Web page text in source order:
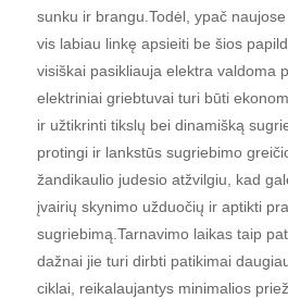
sunku ir brangu.Todėl, ypač
vis labiau linkę apsieiti be šios
visiškai pasikliauja elektra valdoma
elektriniai griebtuvai turi būti
ir užtikrinti tikslų bei dinamišką
protingi ir lankstūs sugriebimo
žandikaulio judesio atžvilgiu, kad
įvairių skynimo užduočių ir aptikti
sugriebimą.Tarnavimo laikas taip
dažnai jie turi dirbti patikimai
ciklai, reikalaujantys minimalios